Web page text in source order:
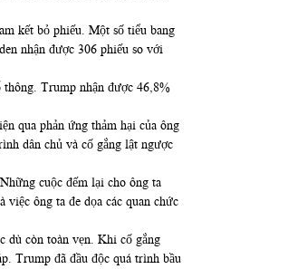
kết bỏ phiếu. Một số tiểu bang
nhận được 306 phiếu so với
Trump nhận được 46,8%
qua phản ứng thảm hại của ông
dân chủ và cố gắng lật ngược
cuộc đếm lại cho ông ta
ông ta đe dọa các quan chức
dù còn toàn vẹn. Khi cố gắng
Trump đã đầu độc quá trình bầu